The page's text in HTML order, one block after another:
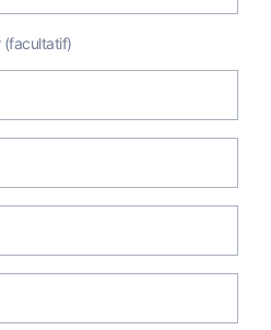
(facultatif)